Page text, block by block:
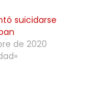
suicidarse
de 2020